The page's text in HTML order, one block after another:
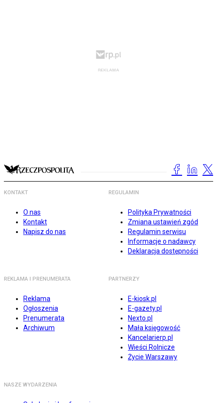
KONTAKT
O nas
Kontakt
Napisz do nas
REGULAMIN
Polityka Prywatności
Zmiana ustawień zgód
Regulamin serwisu
Informacje o nadawcy
Deklaracja dostępności
REKLAMA I PRENUMERATA
Reklama
Ogłoszenia
Prenumerata
Archiwum
PARTNERZY
E-kiosk.pl
E-gazety.pl
Nexto.pl
Mała księgowość
Kancelarierp.pl
Wieści Rolnicze
Życie Warszawy
NASZE WYDARZENIA